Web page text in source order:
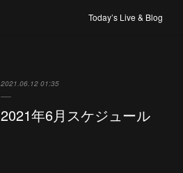
Today’s Live & Blog
2021.06.12 01:35
2021年6月スケジュール